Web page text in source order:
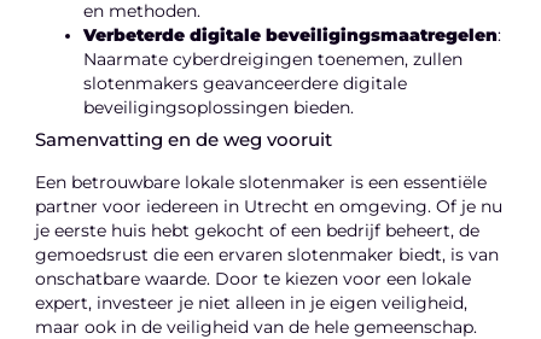
en methoden.
Verbeterde digitale beveiligingsmaatregelen:
Naarmate cyberdreigingen toenemen, zullen
slotenmakers geavanceerdere digitale
beveiligingsoplossingen bieden.
Samenvatting en de weg vooruit
Een betrouwbare lokale slotenmaker is een essentiële
partner voor iedereen in Utrecht en omgeving. Of je nu
je eerste huis hebt gekocht of een bedrijf beheert, de
gemoedsrust die een ervaren slotenmaker biedt, is van
onschatbare waarde. Door te kiezen voor een lokale
expert, investeer je niet alleen in je eigen veiligheid,
maar ook in de veiligheid van de hele gemeenschap.